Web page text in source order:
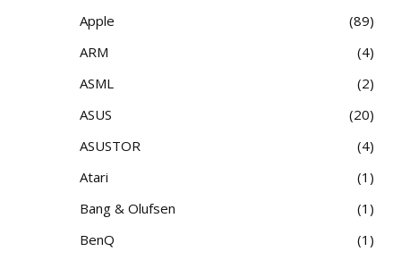
Apple
89
ARM
4
ASML
2
ASUS
20
ASUSTOR
4
Atari
1
Bang & Olufsen
1
BenQ
1